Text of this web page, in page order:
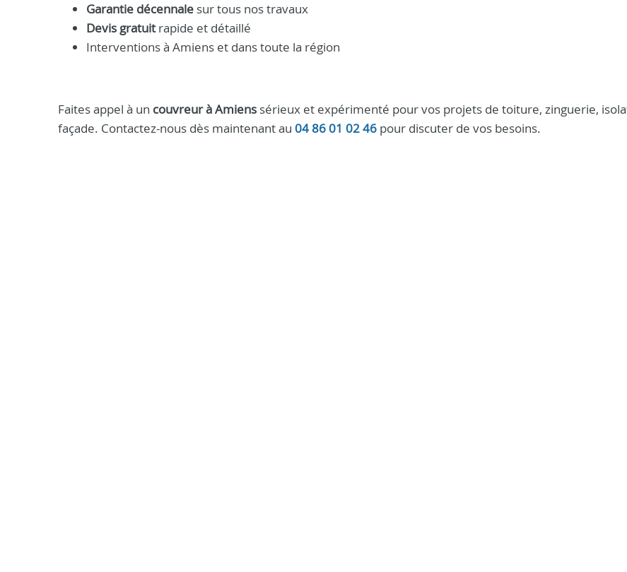
Garantie décennale sur tous nos travaux
Devis gratuitrapide et détaillé
Interventions à Amiens et dans toute la région
Faites appel à un couvreur à Amiens sérieux et expérimenté pour vos projets de toiture, zinguerie,
façade. Contactez-nous dès maintenant au 04 86 01 02 46 pour discuter de vos besoins.